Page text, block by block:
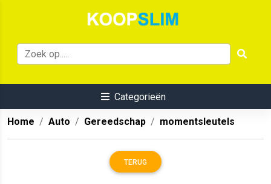
Categorieën
Home Auto Gereedschap momentsleutels
TERUG